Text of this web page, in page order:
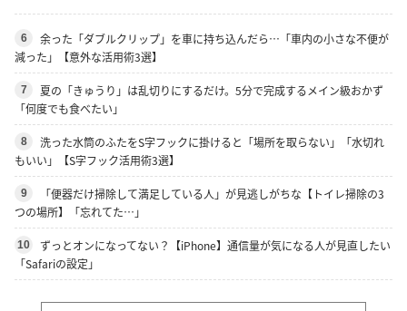
6
余った「ダブルクリップ」を車に持ち込んだら…「車内の小さな不便が
減った」【意外な活用術3選】
7
夏の「きゅうり」は乱切りにするだけ。5分で完成するメイン級おかず
「何度でも食べたい」
8
洗った水筒のふたをS字フックに掛けると「場所を取らない」「水切れ
もいい」【S字フック活用術3選】
9
「便器だけ掃除して満足している人」が見逃しがちな【トイレ掃除の3
つの場所】「忘れてた…」
10
ずっとオンになってない？【iPhone】通信量が気になる人が見直したい
「Safariの設定」